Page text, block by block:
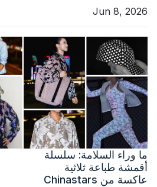
Jun 8, 2026
ما وراء السلامة: سلسلة
أقمشة طباعة ثلاثية
عاكسة من Chinastars